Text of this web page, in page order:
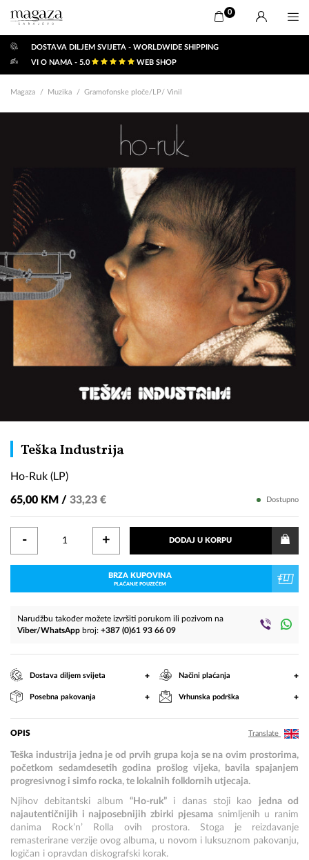
0
DOSTAVA DILJEM SVIJETA - WORLDWIDE SHIPPING
VI O NAMA - 5.0
WEB SHOP
Magaza Muzika Gramofonske ploče/LP/ Vinil
Teška IndustrijaHo-
Ho-Ruk (LP)
65,00 KM / 33,23 € Dostupno
- + DODAJ U KORPU
BRZA KUPOVINA
PLAĆANJE POUZEĆEM
Narudžbu također možete izvršiti porukom ili pozivom na
Viber/WhatsApp broj: +387 (0)61 93 66 09
Dostava diljem svijeta + Načini plaćanja +
Posebna pakovanja + Vrhunska podrška +
OPIS Translate
Teška industrija jedna je od prvih grupa koja se na ovim prostorima,
početkom sedamdesetih godina prošlog vijeka, bavila spajanjem
progresivnog i simfo rocka, te lokalnih folklornih utjecaja.
Njihov debitantski album “Ho-ruk” i danas stoji kao jedna od
najautentičnijih i najposebnijih zbirki pjesamasnimljenih u ranim
danima Rock’n’ Rolla ovih prostora. Stoga je reizdavanje
remasterirane verzije ovog albuma, u novom i luksuznom pakovanju,
logičan i opravdan diskografski korak.